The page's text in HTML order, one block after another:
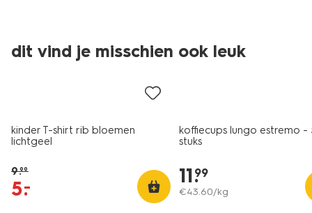
dit vind je misschien ook leuk
sale
kinder T-shirt rib bloemen
lichtgeel
9.99
5.
–
koffiecups lungo estremo -
stuks
11.
99
€43.60/kg